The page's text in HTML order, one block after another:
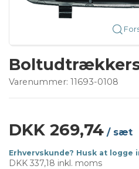
Varenummer: 11693-0108
DKK 269,74 / sæt
Erhvervskunde? Husk at logge
DKK 337,18 inkl. moms